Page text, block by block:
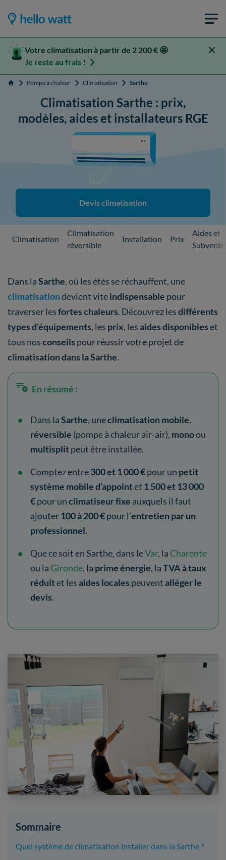
Votre climatisation à partir de 2 200 € 🤩
Je reste au frais !
Accueil Pompe à chaleur Climatisation Sarthe
Climatisation Sarthe : prix,
modèles, aides et installateurs RGE
Devis climatisation
Climatisation
Climatisation
réversible
Installation Prix
Aides et
Dans laSarthe, où les étés se réchauffent, une
climatisationdevient viteindispensable pour
traverser lesfortes chaleurs. Découvrez lesdifférents
types d'équipements, les prix, lesaides disponibleset
tous nosconseils pour réussir votre projet de
climatisation dans la Sarthe.
En résumé :
Dans laSarthe, uneclimatisation mobile,
réversible (pompe à chaleur air-air), monoou
multisplitpeut être installée.
Comptez entre300 et 1 000 €pour un petit
système mobile d’appointet 1 500 et 13 000
€pour unclimatiseur fixe auxquels il faut
ajouter100 à 200 €pour l’entretien par un
professionnel.
Que ce soit en Sarthe, dans leVar, la Charente
ou la Gironde, la prime énergie, laTVA à taux
réduitet lesaides locales peuventalléger le
devis.
Sommaire
Quel système de climatisation installer dans la Sarthe ?